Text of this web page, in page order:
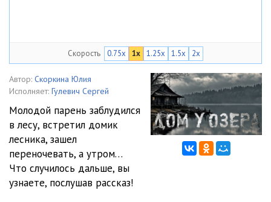
Скорость 0.75x 1x 1.25x 1.5x 2x
Автор: Скоркина Юлия
Исполняет: Гулевич Сергей
Молодой парень заблудился
в лесу, встретил домик
лесника, зашел
переночевать, а утром…
Что случилось дальше, вы
узнаете, послушав рассказ!